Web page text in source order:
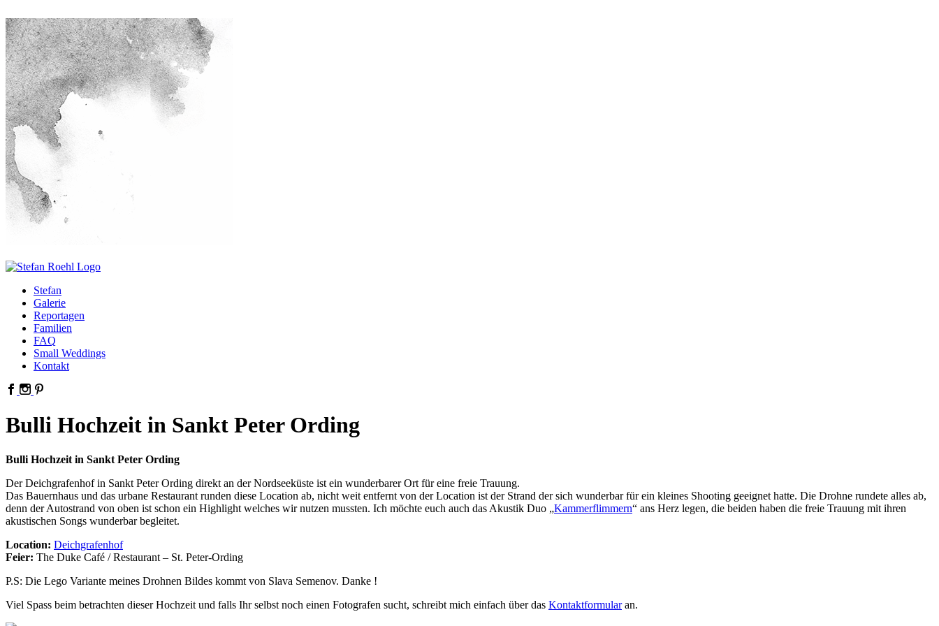
Stefan
Galerie
Reportagen
Familien
FAQ
Small Weddings
Kontakt
Bulli Hochzeit in Sankt Peter Ording
Bulli Hochzeit in Sankt Peter Ording
Der Deichgrafenhof in Sankt Peter Ording direkt an der Nordseeküste ist ein wunderbarer Ort für eine freie Trauung.
Das Bauernhaus und das urbane Restaurant runden diese Location ab, nicht weit entfernt von der Location ist der Strand der sich wunderbar für ein kleines Shooting geeignet hatte. Die Drohne rundete alles ab,
denn der Autostrand von oben ist schon ein Highlight welches wir nutzen mussten. Ich möchte euch auch das Akustik Duo „Kammerflimmern“ ans Herz legen, die beiden haben die freie Trauung mit ihren
akustischen Songs wunderbar begleitet.
Location: Deichgrafenhof
Feier: The Duke Café / Restaurant – St. Peter-Ording
P.S: Die Lego Variante meines Drohnen Bildes kommt von Slava Semenov. Danke !
Viel Spass beim betrachten dieser Hochzeit und falls Ihr selbst noch einen Fotografen sucht, schreibt mich einfach über das Kontaktformularan.